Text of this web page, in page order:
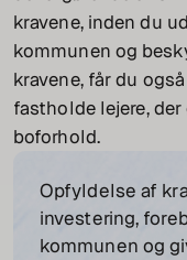
kravene, inden du
kommunen og
kravene, får du
fastholde lejere,
boforhold.
Opfyldelse af
investering,
kommunen og